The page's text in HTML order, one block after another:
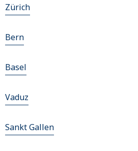
Zürich
Bern
Basel
Vaduz
Sankt Gallen